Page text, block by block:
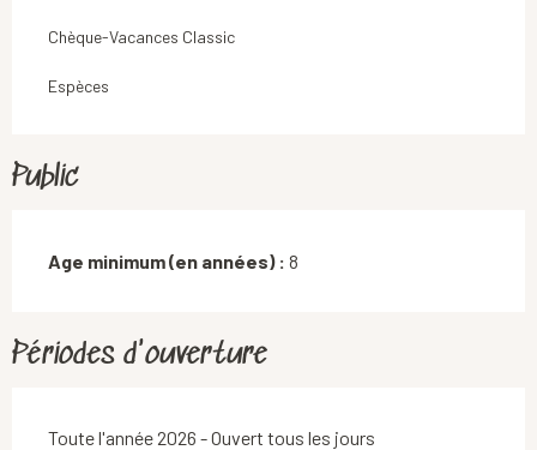
Chèque-Vacances Classic
Espèces
Public
Age minimum (en années) : 8
Périodes d'ouverture
Toute l'année 2026 - Ouvert tous les jours